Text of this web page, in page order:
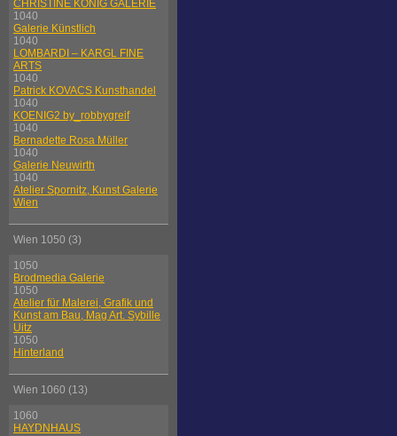
CHRISTINE KÖNIG GALERIE
1040
Galerie Künstlich
1040
LOMBARDI – KARGL FINE
ARTS
1040
Patrick KOVACS Kunsthandel
1040
KOENIG2 by_robbygreif
1040
Bernadette Rosa Müller
1040
Galerie Neuwirth
1040
Atelier Spornitz, Kunst Galerie
Wien
Wien 1050 (3)
1050
Brodmedia Galerie
1050
Atelier für Malerei, Grafik und
Kunst am Bau, Mag Art. Sybille
Uitz
1050
Hinterland
Wien 1060 (13)
1060
HAYDNHAUS